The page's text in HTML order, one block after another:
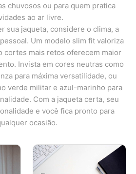
chuvosos ou para quem pratica
ao ar livre.
sua jaqueta, considere o clima, a
Um modelo slim fit valoriza
cortes mais retos oferecem maior
Invista em cores neutras como
para máxima versatilidade, ou
verde militar e azul-marinho para
Com a jaqueta certa, seu
e você fica pronto para
ocasião.